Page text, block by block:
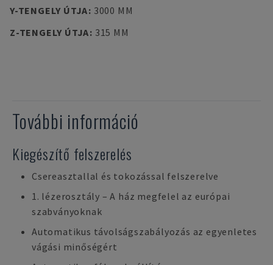
Y-TENGELY ÚTJA: 3000 MM
Z-TENGELY ÚTJA: 315 MM
További információ
Kiegészítő felszerelés
Csereasztallal és tokozással felszerelve
1. lézerosztály – A ház megfelel az európai
szabványoknak
Automatikus távolságszabályozás az egyenletes
vágási minőségért